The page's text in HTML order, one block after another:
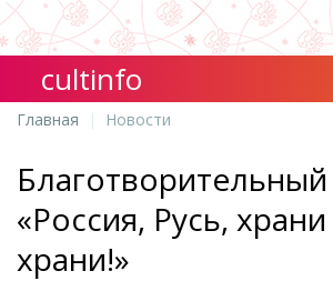
cultinfo
Главная Новости
«Россия, Русь, храни
храни!»